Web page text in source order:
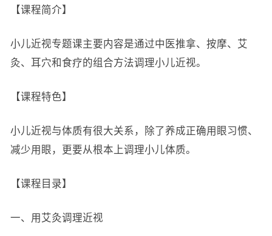
【课程简介】
小儿近视专题课主要内容是通过中医推拿、按摩、艾
灸、耳穴和食疗的组合方法调理小儿近视。
【课程特色】
小儿近视与体质有很大关系，除了养成正确用眼习惯、
减少用眼，更要从根本上调理小儿体质。
【课程目录】
一、用艾灸调理近视